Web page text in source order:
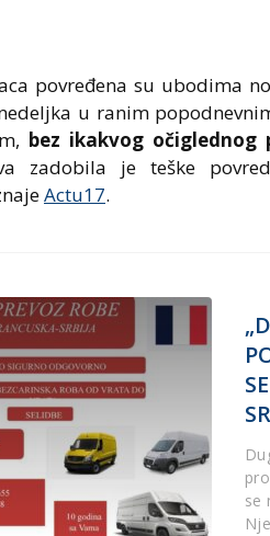
povređena su ubodima
u ranim
bez ikakvog očiglednog
zadobila je teške
Actu17.
se